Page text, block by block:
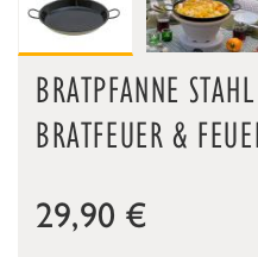
BRATPFANNE
BRATFEUER &
29,90 €